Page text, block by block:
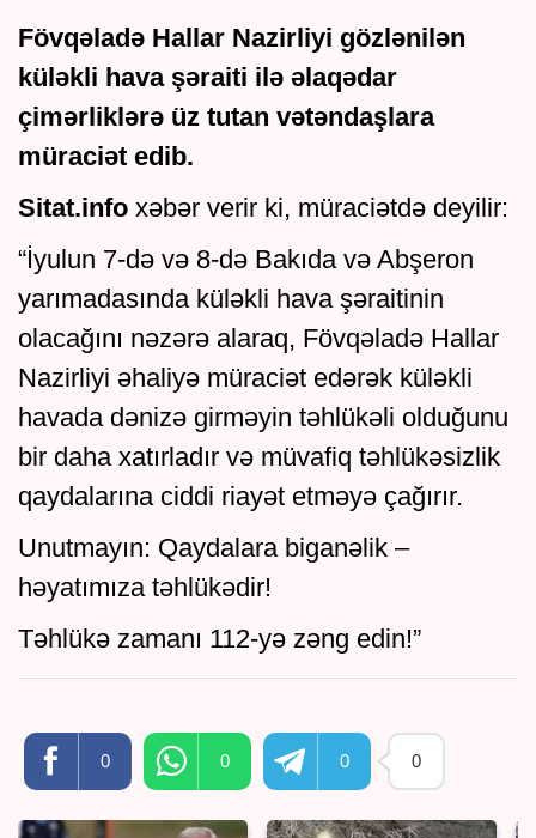
Fövqəladə Hallar Nazirliyi gözlənilən
küləkli hava şəraiti ilə əlaqədar
çimərliklərə üz tutan vətəndaşlara
müraciət edib.
Sitat.info xəbər verir ki, müraciətdə deyilir:
“İyulun 7-də və 8-də Bakıda və Abşeron
yarımadasında küləkli hava şəraitinin
olacağını nəzərə alaraq, Fövqəladə Hallar
Nazirliyi əhaliyə müraciət edərək küləkli
havada dənizə girməyin təhlükəli olduğunu
bir daha xatırladır və müvafiq təhlükəsizlik
qaydalarına ciddi riayət etməyə çağırır.
Unutmayın: Qaydalara biganəlik –
həyatımıza təhlükədir!
Təhlükə zamanı 112-yə zəng edin!”
0 0 0 0